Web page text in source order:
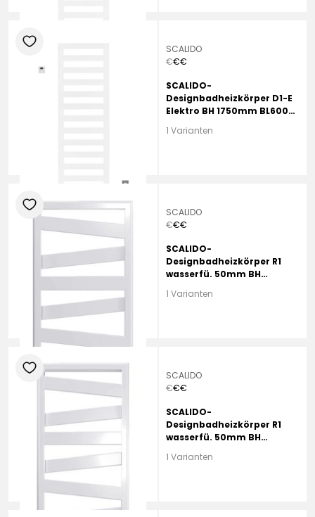
heart
SCALIDO
€€€
SCALIDO-
Designbadheizkörper D1-E
Elektro BH 1750mm BL600
1 Varianten
heart
SCALIDO
€€€
SCALIDO-
Designbadheizkörper R1
wasserfü. 50mm BH
9016 weiß
1 Varianten
heart
SCALIDO
€€€
SCALIDO-
Designbadheizkörper R1
wasserfü. 50mm BH
schwarz matt
1 Varianten